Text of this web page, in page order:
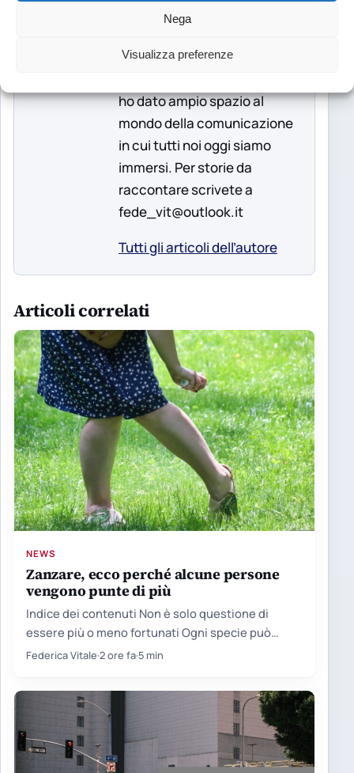
Nega
Visualizza preferenze
interessi ma la mia anima:
Blixen e Psicologia dei social
ho dato ampio spazio al
mondo della comunicazione
in cui tutti noi oggi siamo
immersi. Per storie da
raccontare scrivete a
fede_vit@outlook.it
Tutti gli articoli dell’autore
Articoli correlati
NEWS
Zanzare, ecco perché alcune persone
vengono punte di più
Indice dei contenuti Non è solo questione di
essere più o meno fortunati Ogni specie può
avere il…
Federica Vitale·2 ore fa·5 min